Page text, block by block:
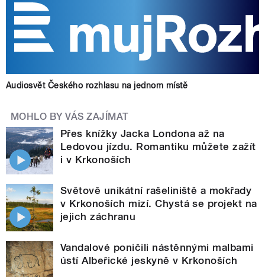
Audiosvět Českého rozhlasu na jednom místě
MOHLO BY VÁS ZAJÍMAT
Přes knížky Jacka Londona až na
Ledovou jízdu. Romantiku můžete zažít
i v Krkonoších
Světově unikátní rašeliniště a mokřady
v Krkonoších mizí. Chystá se projekt na
jejich záchranu
Vandalové poničili nástěnnými malbami
ústí Albeřické jeskyně v Krkonoších